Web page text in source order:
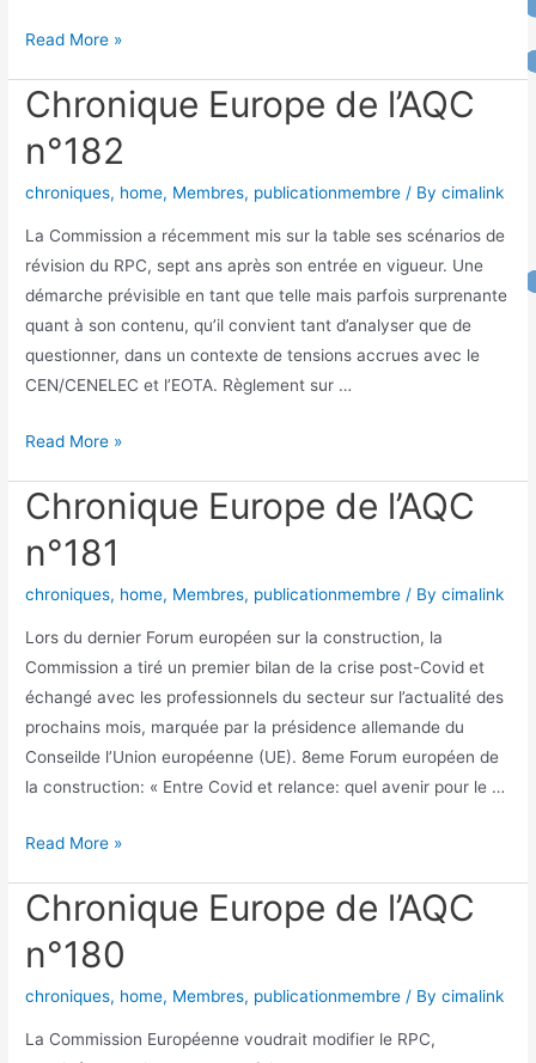
Read More »
Chronique Europe de l’AQC
n°182
chroniques, home, Membres, publicationmembre / Bycimalink
La Commission a récemment mis sur la table ses scénarios de
révision du RPC, sept ans après son entrée en vigueur. Une
démarche prévisible en tant que telle mais parfois surprenante
quant à son contenu, qu’il convient tant d’analyser que de
questionner, dans un contexte de tensions accrues avec le
CEN/CENELEC et l’EOTA. Règlement sur …
Read More »
Chronique Europe de l’AQC
n°181
chroniques, home, Membres, publicationmembre / Bycimalink
Lors du dernier Forum européen sur la construction, la
Commission a tiré un premier bilan de la crise post-Covid et
échangé avec les professionnels du secteur sur l’actualité des
prochains mois, marquée par la présidence allemande du
Conseilde l’Union européenne (UE). 8eme Forum européen de
la construction: « Entre Covid et relance: quel avenir pour le …
Read More »
Chronique Europe de l’AQC
n°180
chroniques, home, Membres, publicationmembre / Bycimalink
La Commission Européenne voudrait modifier le RPC,